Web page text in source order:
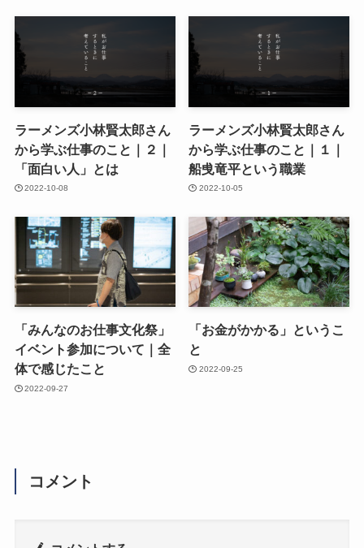
ラーメンズ小林賢太郎さん
から学ぶ仕事のこと｜２｜
「面白い人」とは
2022-10-08
ラーメンズ小林賢太郎さん
から学ぶ仕事のこと｜１｜
船曵竜平という職業
2022-10-05
「みんなのお仕事文化祭」
イベント参加について｜全
体で感じたこと
2022-09-27
「お金がかかる」というこ
と
2022-09-25
コメント